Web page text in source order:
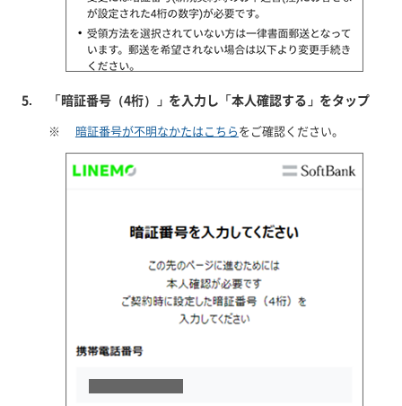
「暗証番号（4桁）」を入力し「本人確認する」をタップ
※ 暗証番号が不明なかたはこちらをご確認ください。